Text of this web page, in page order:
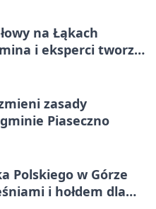
na Łąkach
i eksperci tworzą
zasady
Piaseczno
Polskiego w Górze
i hołdem dla